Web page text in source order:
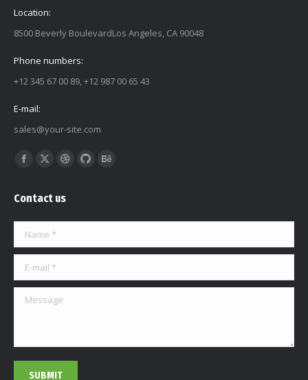
Location:
8500 Beverly BoulevardLos Angeles, CA 90048
Phone numbers:
+12 345 67 00 89, +12 987 00 65 43
E-mail:
sales@your-site.com
Find us on:
Facebook
opens
in
new
window
X
opens
in
new
window
Dribbble
opens
in
window
Github
in
window
in
window
Contact us
Name *
E-mail *
Message
SUBMIT